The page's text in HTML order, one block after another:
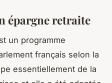
épargne retraite
un programme
français selon la
essentiellement de la